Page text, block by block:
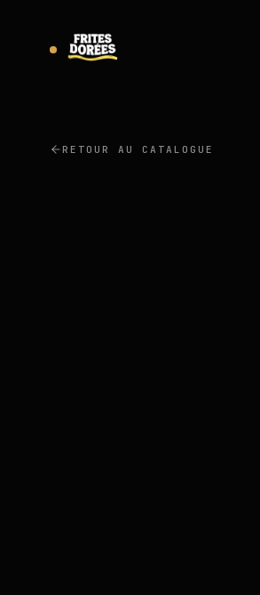
RETOUR AU CATALOGUE